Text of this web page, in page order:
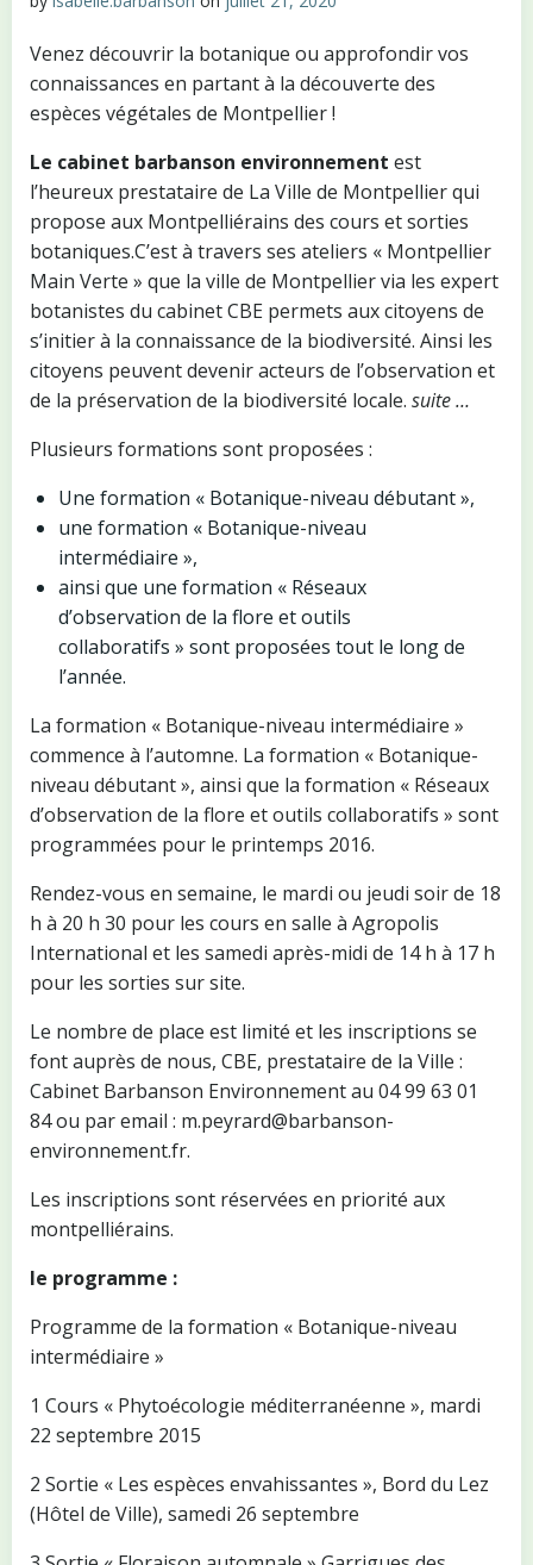
Venez découvrir la botanique ou approfondir vos
connaissances en partant à la découverte des
espèces végétales de Montpellier !
Le cabinet barbanson environnement est
l’heureux prestataire de La Ville de Montpellier qui
propose aux Montpelliérains des cours et sorties
botaniques.C’est à travers ses ateliers « Montpellier
Main Verte » que la ville de Montpellier via les expert
botanistes du cabinet CBE permets aux citoyens de
s’initier à la connaissance de la biodiversité. Ainsi les
citoyens peuvent devenir acteurs de l’observation et
de la préservation de la biodiversité locale. suite …
Plusieurs formations sont proposées :
Une formation « Botanique-niveau débutant »,
une formation « Botanique-niveau
intermédiaire »,
ainsi que une formation « Réseaux
d’observation de la flore et outils
collaboratifs » sont proposées tout le long de
l’année.
La formation « Botanique-niveau intermédiaire »
commence à l’automne. La formation « Botanique-
niveau débutant », ainsi que la formation « Réseaux
d’observation de la flore et outils collaboratifs » sont
programmées pour le printemps 2016.
Rendez-vous en semaine, le mardi ou jeudi soir de 18
h à 20 h 30 pour les cours en salle à Agropolis
International et les samedi après-midi de 14 h à 17 h
pour les sorties sur site.
Le nombre de place est limité et les inscriptions se
font auprès de nous, CBE, prestataire de la Ville :
Cabinet Barbanson Environnement au 04 99 63 01
84 ou par email : m.peyrard@barbanson-
environnement.fr.
Les inscriptions sont réservées en priorité aux
montpelliérains.
le programme :
Programme de la formation « Botanique-niveau
intermédiaire »
1 Cours « Phytoécologie méditerranéenne », mardi
22 septembre 2015
2 Sortie « Les espèces envahissantes », Bord du Lez
(Hôtel de Ville), samedi 26 septembre